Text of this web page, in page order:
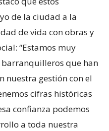
de la ciudad a la
de vida con obras y
“Estamos muy
que han
nuestra gestión con el
cifras históricas
confianza podemos
a toda nuestra